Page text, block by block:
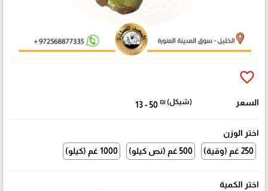
favorite_border
السعر 13 - 50 ₪ (شيكل)
اختر الوزن
250 غم (وقية)
500 غم (نص كيلو) 1000 غم (كيلو)
اختر الكمية